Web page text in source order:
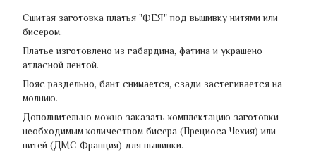
Сшитая заготовка платья "ФЕЯ" под вышивку нитями или
бисером.
Платье изготовлено из габардина, фатина и украшено
атласной лентой.
Пояс раздельно, бант снимается, сзади застегивается на
молнию.
Дополнительно можно заказать комплектацию заготовки
необходимым количеством бисера (Прециоса Чехия) или
нитей (ДМС Франция) для вышивки.